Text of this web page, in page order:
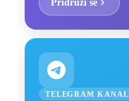
TELEGRAM KANAL